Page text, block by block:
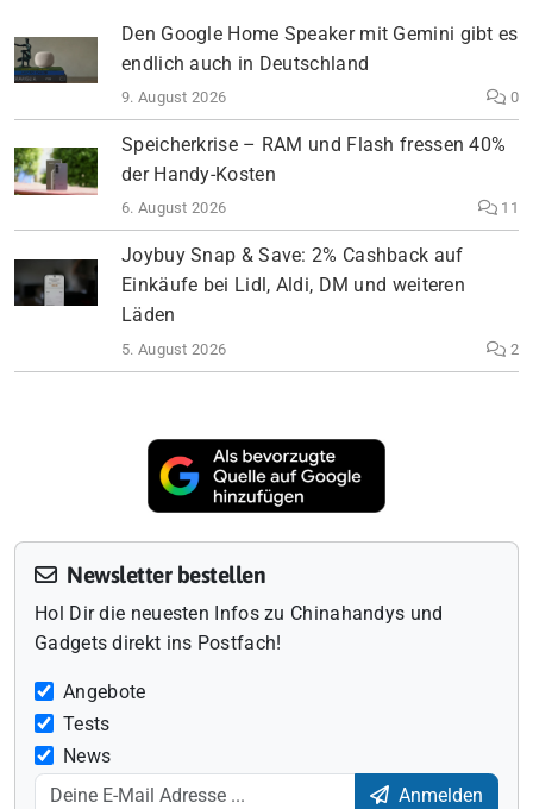
Den Google Home Speaker mit Gemini gibt es
endlich auch in Deutschland
9. August 2026 0
Speicherkrise – RAM und Flash fressen 40%
der Handy-Kosten
6. August 2026 11
Joybuy Snap & Save: 2% Cashback auf
Einkäufe bei Lidl, Aldi, DM und weiteren
Läden
5. August 2026 2
Newsletter bestellen
Hol Dir die neuesten Infos zu Chinahandys und
Gadgets direkt ins Postfach!
Angebote
Tests
News
Anmelden